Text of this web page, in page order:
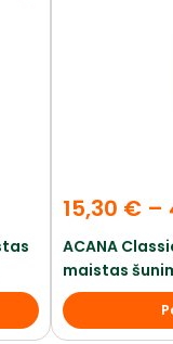
15,30 € –
ACANA
maistas